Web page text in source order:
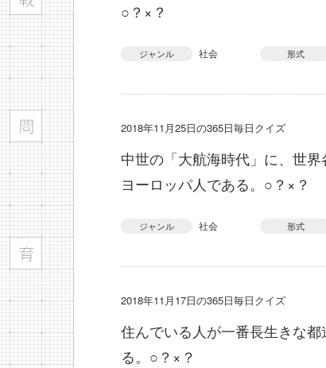
○？×？
ジャンル 社会 形式
2018年11月25日の365日毎日クイズ
中世の「大航海時代」に、世
ヨーロッパ人である。○？×？
ジャンル 社会 形式
2018年11月17日の365日毎日クイズ
住んでいる人が一番長生きな
る。○？×？